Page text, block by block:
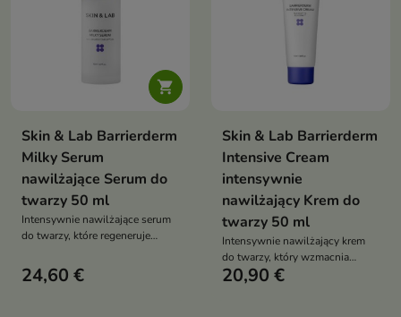

Skin & Lab Barrierderm
Milky Serum
nawilżające Serum do
twarzy 50 ml
Intensywnie nawilżające serum
do twarzy, które regeneruje
ochronną i przywraca jej
miękkość oraz komfort
24,60 €
Skin & Lab Barrierderm
Intensive Cream
intensywnie
nawilżający Krem do
twarzy 50 ml
Intensywnie nawilżający krem
do twarzy, który wzmacnia
barierę hydrolipidową i
20,90 €